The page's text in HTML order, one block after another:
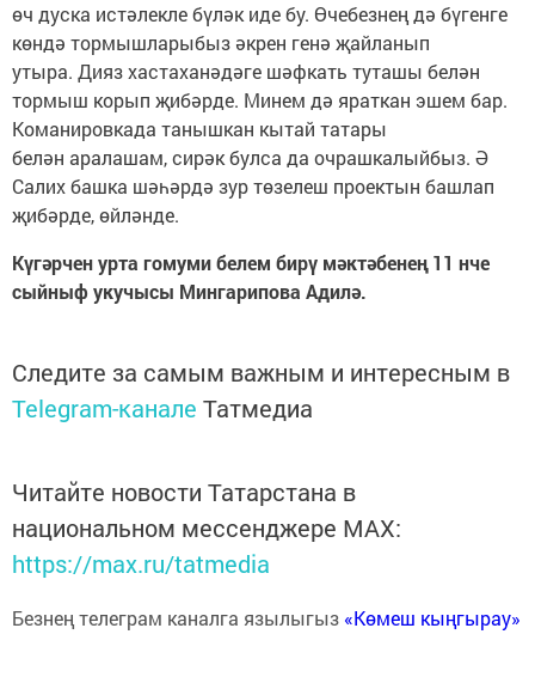
өч дуска истәлекле бүләк иде бу. Өчебезнең дә бүгенге
көндә тормышларыбыз әкрен генә җайланып
утыра. Дияз хастаханәдәге шәфкать туташы белән
тормыш корып җибәрде. Минем дә яраткан эшем бар.
Команировкада танышкан кытай татары
белән аралашам, сирәк булса да очрашкалыйбыз. Ә
Салих башка шәһәрдә зур төзелеш проектын башлап
җибәрде, өйләнде.
Күгәрчен урта гомуми белем бирү мәктәбенең 11 нче
сыйныф укучысы Мингарипова Адилә.
Следите за самым важным и интересным в
Telegram-канале Татмедиа
Читайте новости Татарстана в
национальном мессенджере MАХ:
https://max.ru/tatmedia
Безнең телеграм каналга язылыгыз «Көмеш кыңгырау»